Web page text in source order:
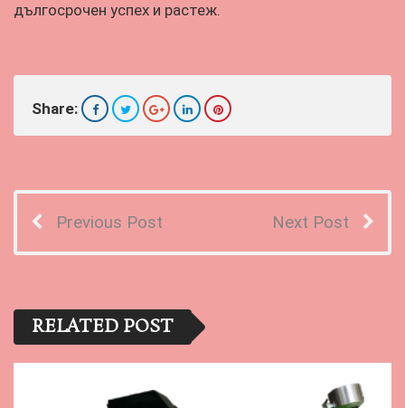
дългосрочен успех и растеж.
Share:
Previous Post Next Post
RELATED POST